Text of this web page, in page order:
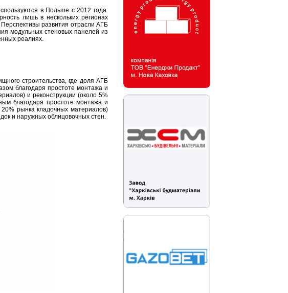
в Польше с 2012 года.
лишь в нескольких регионах
развития отрасли АГБ
модульных стеновых панелей из
реалиях.
строительства, где доля АГБ
благодаря простоте монтажа и
и реконструкции (около 5%
благодаря простоте монтажа и
рынка кладочных материалов)
и наружных облицовочных стен.